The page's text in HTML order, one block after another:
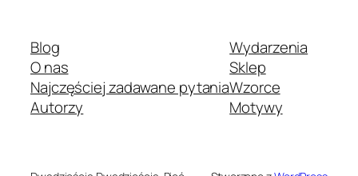
Blog
O nas
Najczęściej zadawane pytania
Autorzy
Wydarzenia
Sklep
Wzorce
Motywy